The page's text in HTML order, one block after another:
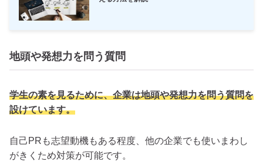
地頭や発想力を問う質問
学生の素を見るために、企業は地頭や発想力を問う質問を
設けています。
自己PRも志望動機もある程度、他の企業でも使いまわし
がきくため対策が可能です。